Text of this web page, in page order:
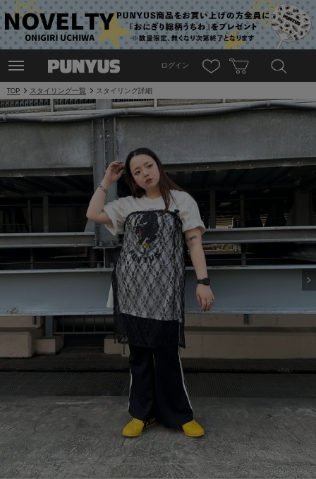
ログイン
TOP スタイリング一覧 スタイリング詳細